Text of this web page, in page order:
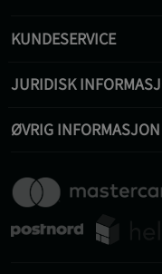
KUNDESERVICE
JURIDISK
ØVRIG INFORMASJON